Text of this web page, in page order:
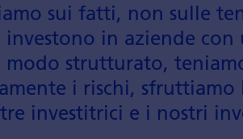
sui fatti, non sulle
in aziende con
modo strutturato,
i rischi,
investitrici e i nostri